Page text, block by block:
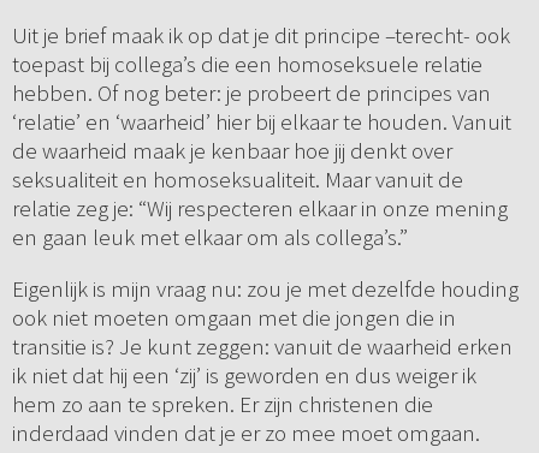
Uit je brief maak ik op dat je dit principe –terecht- ook
toepast bij collega’s die een homoseksuele relatie
hebben. Of nog beter: je probeert de principes van
‘relatie’ en ‘waarheid’ hier bij elkaar te houden. Vanuit
de waarheid maak je kenbaar hoe jij denkt over
seksualiteit en homoseksualiteit. Maar vanuit de
relatie zeg je: “Wij respecteren elkaar in onze mening
en gaan leuk met elkaar om als collega’s.”
Eigenlijk is mijn vraag nu: zou je met dezelfde houding
ook niet moeten omgaan met die jongen die in
transitie is? Je kunt zeggen: vanuit de waarheid erken
ik niet dat hij een ‘zij’ is geworden en dus weiger ik
hem zo aan te spreken. Er zijn christenen die
inderdaad vinden dat je er zo mee moet omgaan.